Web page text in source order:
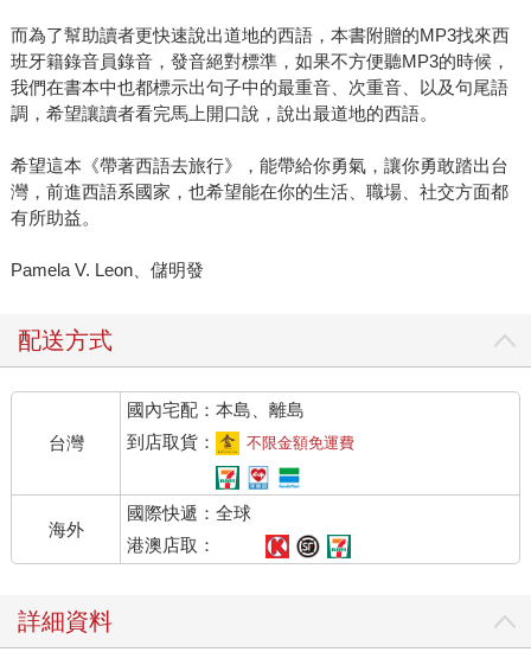
而為了幫助讀者更快速說出道地的西語，本書附贈的MP3找來西
班牙籍錄音員錄音，發音絕對標準，如果不方便聽MP3的時候，
我們在書本中也都標示出句子中的最重音、次重音、以及句尾語
調，希望讓讀者看完馬上開口說，說出最道地的西語。
希望這本《帶著西語去旅行》，能帶給你勇氣，讓你勇敢踏出台
灣，前進西語系國家，也希望能在你的生活、職場、社交方面都
有所助益。
Pamela V. Leon、儲明發
配送方式
台灣
國內宅配：本島、離島
到店取貨：
不限金額免運費
海外
國際快遞：全球
港澳店取：
詳細資料